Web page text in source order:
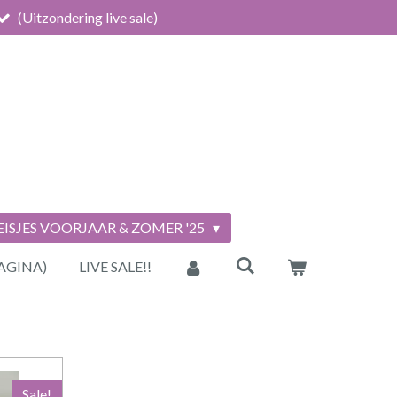
(Uitzondering live sale)
VOORJAAR & ZOMER '25
LIVE SALE!!